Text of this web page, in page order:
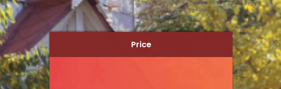
Price
Price